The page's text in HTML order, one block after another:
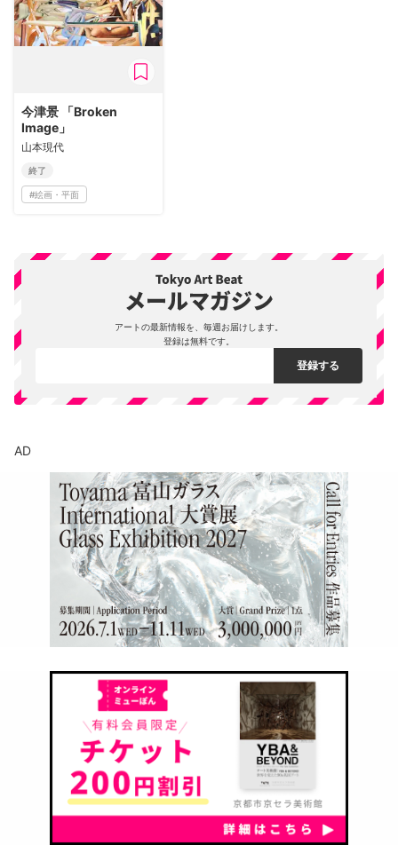
今津景 「Broken
Image」
山本現代
終了
#絵画・平面
アートの最新情報を、毎週お届けします。
登録は無料です。
AD